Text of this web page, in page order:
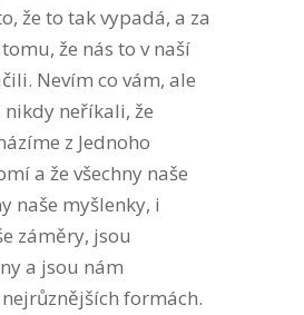
že to tak vypadá, a za
že nás to v naší
Nevím co vám, ale
nikdy neříkali, že
z Jednoho
a že všechny naše
naše myšlenky, i
záměry, jsou
a jsou nám
formách.